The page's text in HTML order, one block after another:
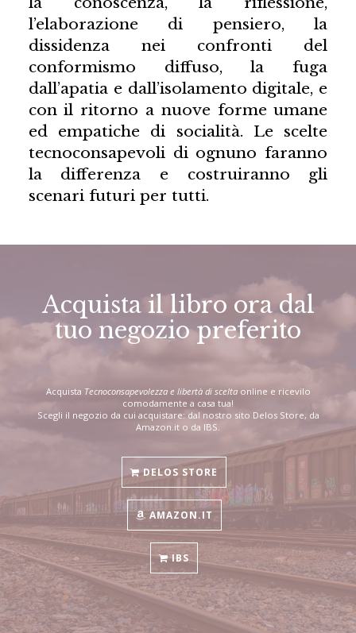
l’elaborazione di pensiero, la
dissidenza nei confronti del
conformismo diffuso, la fuga
dall’apatia e dall’isolamento digitale, e
con il ritorno a nuove forme umane
ed empatiche di socialità. Le scelte
tecnoconsapevoli di ognuno faranno
la differenza e costruiranno gli
scenari futuri per tutti.
Acquista il libro ora dal
tuo negozio preferito
Acquista Tecnoconsapevolezza e libertà di sceltaonline e ricevilo
comodamente a casa tua!
Scegli il negozio da cui acquistare: dal nostro sito Delos Store, da
Amazon.it o da IBS.
DELOS STORE
AMAZON.IT
IBS